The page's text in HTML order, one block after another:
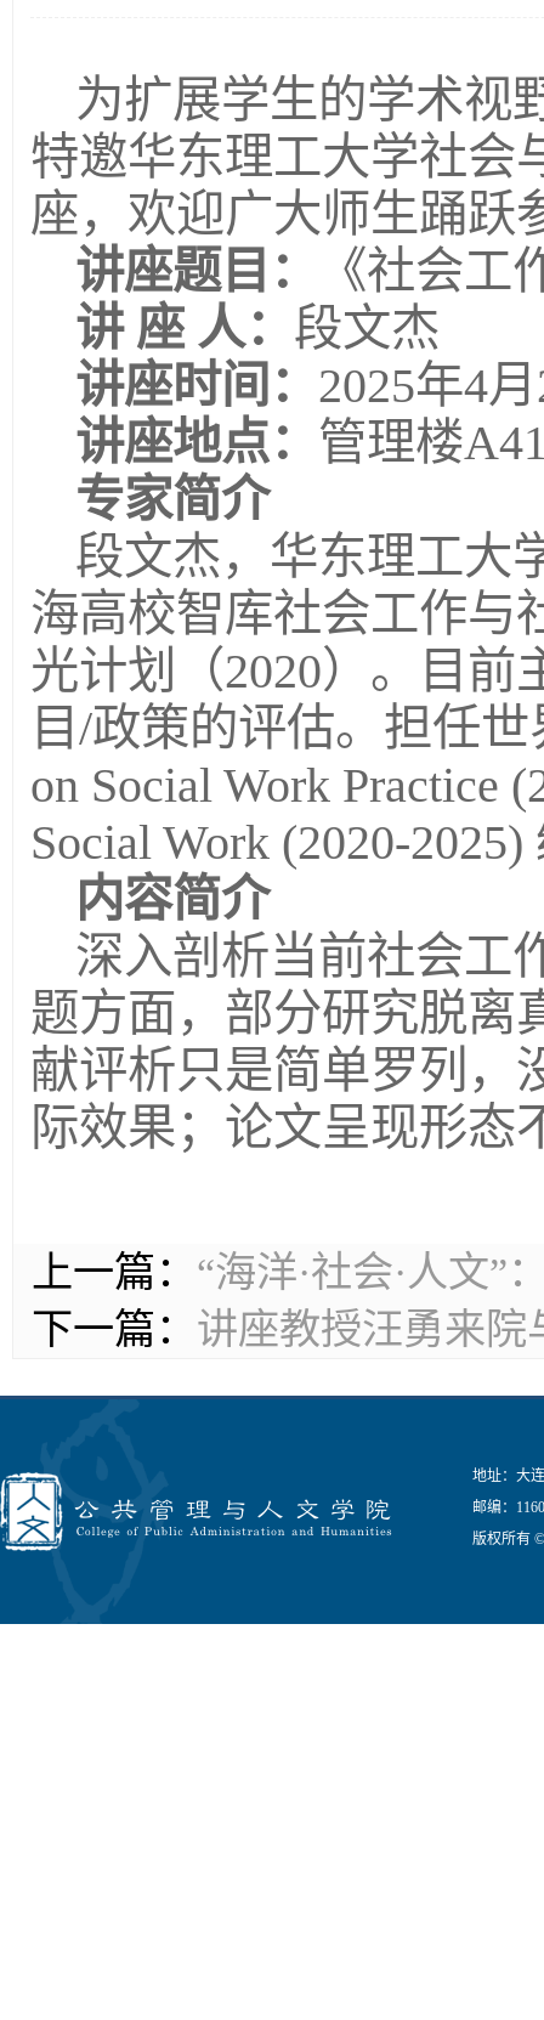
为扩展学生的学术视
特邀华东理工大学社会
座，欢迎广大师生踊跃
讲座题目：
《社会
讲 座 人： 段文杰
讲座时间： 2025年4
讲座地点： 管理楼
专家简介
段文杰，华东理工大
海高校智库社会工作与
光计划（2020）。目
目/政策的评估。担任
on Social Work Practice
Social Work (2020-
内容简介
深入剖析当前社会工
题方面，部分研究脱离
献评析只是简单罗列，
际效果；论文呈现形态
上一篇： “海洋·社会·人文
下一篇： 讲座教授汪勇来院
地址：大
邮编：
版权所有